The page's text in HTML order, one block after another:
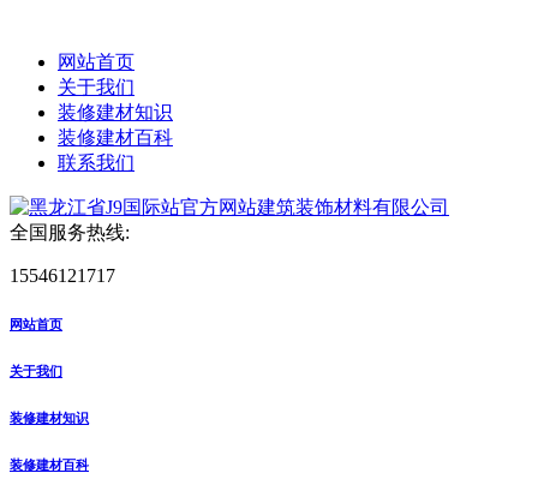
网站首页
关于我们
装修建材知识
装修建材百科
联系我们
全国服务热线:
15546121717
网站首页
关于我们
装修建材知识
装修建材百科